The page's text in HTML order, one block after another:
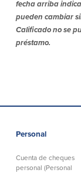
fecha arriba
pueden cambiar
Calificado no se
préstamo.
Personal
Cuenta de cheques
personal (Personal